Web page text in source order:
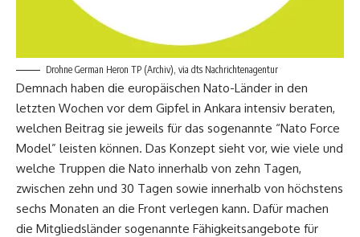
Drohne German Heron TP (Archiv), via dts Nachrichtenagentur
Demnach haben die europäischen Nato-Länder in den
letzten Wochen vor dem Gipfel in Ankara intensiv beraten,
welchen Beitrag sie jeweils für das sogenannte “Nato Force
Model” leisten können. Das Konzept sieht vor, wie viele und
welche Truppen die Nato innerhalb von zehn Tagen,
zwischen zehn und 30 Tagen sowie innerhalb von höchstens
sechs Monaten an die Front verlegen kann. Dafür machen
die Mitgliedsländer sogenannte Fähigkeitsangebote für